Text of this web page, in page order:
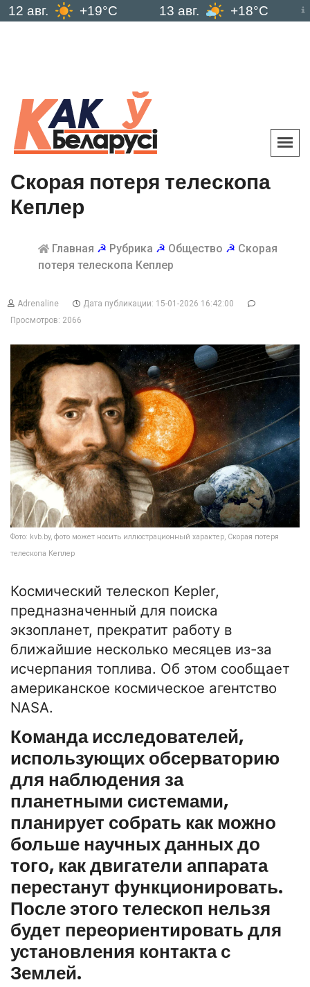
+19°C 13 авг. +18°C 14
Скорая потеря телескопа
Кеплер
Главная ☭ Рубрика ☭ Общество ☭ Скорая
потеря телескопа Кеплер
Adrenaline
Дата публикации: 15-01-2026 16:42:00
Просмотров: 2066
Фото: kvb.by, фото может носить иллюстрационный характер, Скорая потеря
телескопа Кеплер
Космический телескоп Kepler,
предназначенный для поиска
экзопланет, прекратит работу в
ближайшие несколько месяцев из-за
исчерпания топлива. Об этом сообщает
американское космическое агентство
NASA.
Команда исследователей,
использующих обсерваторию
для наблюдения за
планетными системами,
планирует собрать как можно
больше научных данных до
того, как двигатели аппарата
перестанут функционировать.
После этого телескоп нельзя
будет переориентировать для
установления контакта с
Землей.